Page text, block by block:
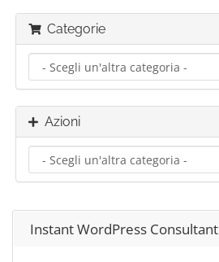
Categorie
Azioni
Instant WordPress Consultant